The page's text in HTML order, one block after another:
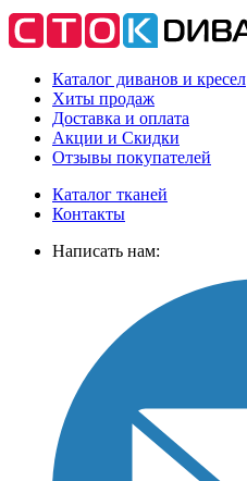
Каталог диванов и кресел
Хиты продаж
Доставка и оплата
Акции и Скидки
Отзывы покупателей
Каталог тканей
Контакты
Написать нам: